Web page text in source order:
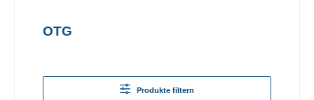
OTG
Produkte filtern